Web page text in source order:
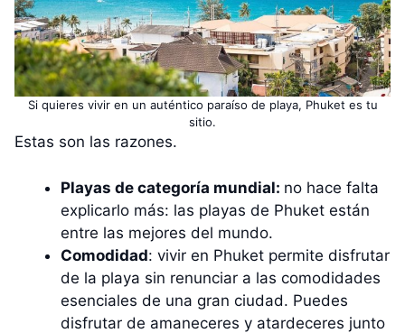
Si quieres vivir en un auténtico paraíso de playa, Phuket es tu
sitio.
Estas son las razones.
Playas de categoría mundial: no hace falta
explicarlo más: las playas de Phuket están
entre las mejores del mundo.
Comodidad: vivir en Phuket permite disfrutar
de la playa sin renunciar a las comodidades
esenciales de una gran ciudad. Puedes
disfrutar de amaneceres y atardeceres junto